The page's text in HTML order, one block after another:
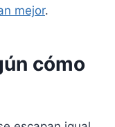
mejor.
cómo